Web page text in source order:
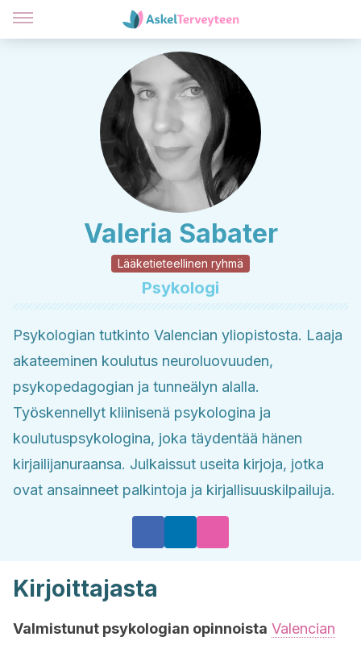
Valeria Sabater
Lääketieteellinen ryhmä
Psykologi
Psykologian tutkinto Valencian yliopistosta. Laaja
akateeminen koulutus neuroluovuuden,
psykopedagogian ja tunneälyn alalla.
Työskennellyt kliinisenä psykologina ja
koulutuspsykologina, joka täydentää hänen
kirjailijanuraansa. Julkaissut useita kirjoja, jotka
ovat ansainneet palkintoja ja kirjallisuuskilpailuja.
Kirjoittajasta
Valmistunut psykologian opinnoista Valencian